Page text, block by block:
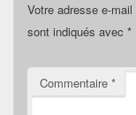
Votre adresse e-
sont indiqués avec *
Commentaire *